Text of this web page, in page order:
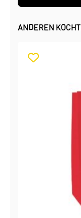
ANDEREN